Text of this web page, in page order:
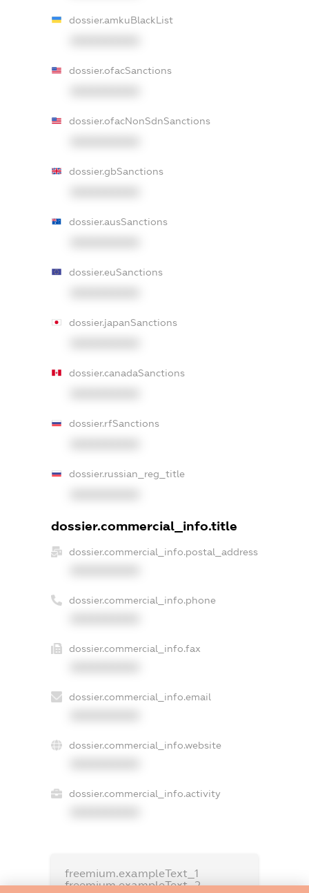
dossier.amkuBlackList
dossier.ofacSanctions
dossier.ofacNonSdnSanctions
dossier.gbSanctions
dossier.ausSanctions
dossier.euSanctions
dossier.japanSanctions
dossier.canadaSanctions
dossier.rfSanctions
dossier.russian_reg_title
dossier.commercial_info.title
dossier.commercial_info.postal_address
dossier.commercial_info.phone
dossier.commercial_info.fax
dossier.commercial_info.email
dossier.commercial_info.website
dossier.commercial_info.activity
freemium.exampleText_1
freemium.exampleText_2